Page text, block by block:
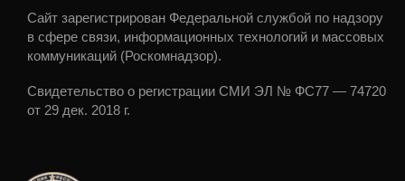
Сайт зарегистрирован Федеральной службой по надзору
в сфере связи, информационных технологий и массовых
коммуникаций (Роскомнадзор).
Свидетельство о регистрации СМИ ЭЛ № ФС77 — 74720
от 29 дек. 2018 г.